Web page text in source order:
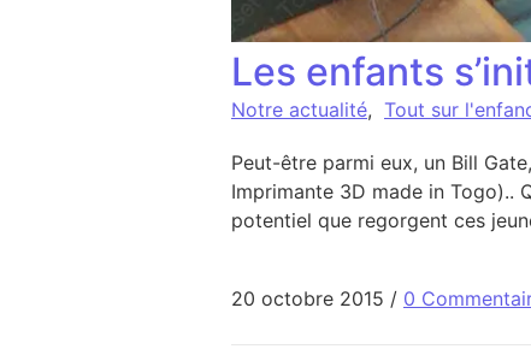
Les enfants
Notre actualité, Tout sur
Peut-être parmi eux, un Bill
Imprimante 3D made in Togo)..
potentiel que regorgent ces
20 octobre 2015 / 0